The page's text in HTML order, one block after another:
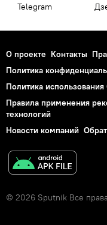
Telegram
О проекте Контакты
Политика
Политика использования
Правила применения
технологий
Новости компаний
© 2026 Sputnik Все